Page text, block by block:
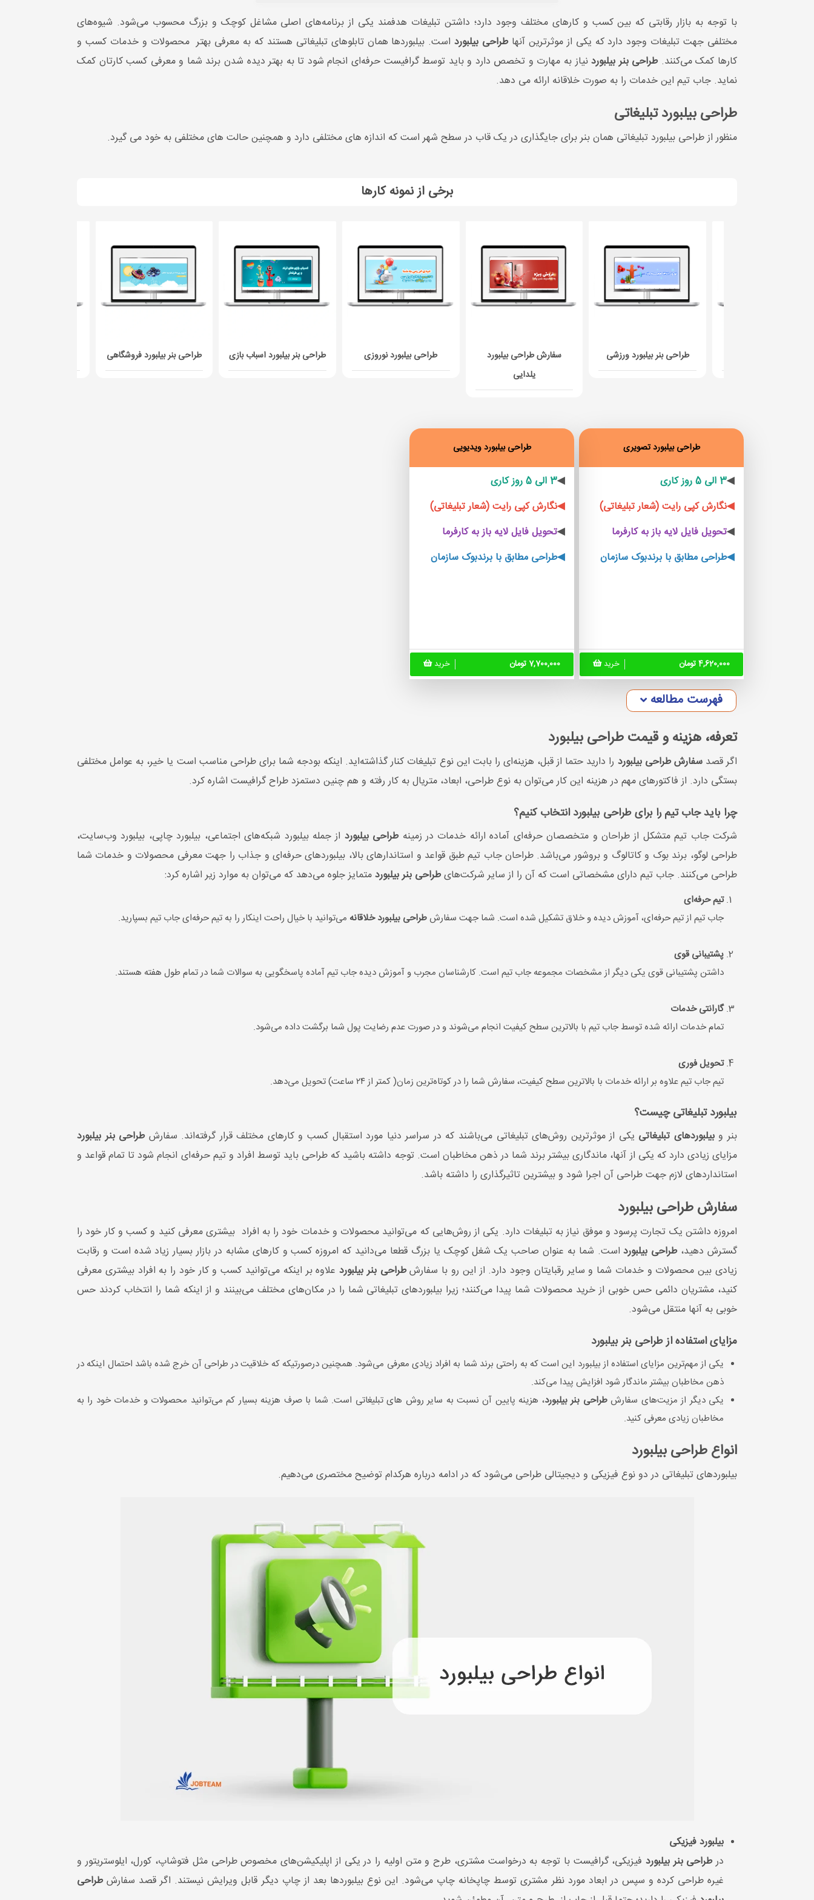
با توجه به بازار رقابتی که بین کسب و کارهای مختلف وجود دارد؛ داشتن تبلیغات هدفمند یکی از برنامه‌های اصلی مشاغل کوچک و بزرگ محسوب می‌شود. شیوه‌های
مختلفی جهت تبلیغات وجود دارد که یکی از موثرترین آنها طراحی بیلبورد است. بیلبوردها همان تابلوهای تبلیغاتی هستند که به معرفی بهتر محصولات و خدمات کسب و
کارها کمک می‌کنند.طراحی بنر بیلبوردنیاز به مهارت و تخصص دارد و باید توسط گرافیست حرفه‌ای انجام شود تا به بهتر دیده شدن برند شما و معرفی کسب کارتان کمک
نماید. جاب تیم این خدمات را به صورت خلاقانه ارائه می دهد.
طراحی بیلبورد تبلیغاتی
منظور از طراحی بیلبورد تبلیغاتی همان بنر برای جایگذاری در یک قاب در سطح شهر است که اندازه های مختلفی دارد و همچنین حالت های مختلفی به خود می گیرد.
برخی از نمونه کارها
طراحی بنر بیلبورد ورزشی
سفارش طراحی بیلبورد
یلدایی
طراحی بیلبورد نوروزی طراحی بنر بیلبورد اسباب بازی طراحی بنر بیلبورد فروشگاهی
طراحی بیلبورد تصویری
◀3 الی 5 روز کاری
◀نگارش کپی رایت (شعار تبلیغاتی)
◀تحویل فایل لایه باز به کارفرما
◀طراحی مطابق با برندبوک سازمان
4,620,000 تومان خرید
طراحی بیلبورد ویدیویی
◀3 الی 5 روز کاری
◀نگارش کپی رایت (شعار تبلیغاتی)
◀تحویل فایل لایه باز به کارفرما
◀طراحی مطابق با برندبوک سازمان
7,700,000 تومان خرید
فهرست مطالعه
تعرفه، هزینه و قیمت طراحی بیلبورد
اگر قصدسفارش طراحی بیلبورد را دارید حتما از قبل، هزینه‌ای را بابت این نوع تبلیغات کنار گذاشته‌اید. اینکه بودجه شما برای طراحی مناسب است یا خیر، به عوامل مختلفی
بستگی دارد. از فاکتورهای مهم در هزینه این کار می‌توان به نوع طراحی، ابعاد، متریال به کار رفته و هم چنین دستمزد طراح گرافیست اشاره کرد.
چرا باید جاب تیم را برای طراحی بیلبورد انتخاب کنیم؟
شرکت جاب تیم متشکل از طراحان و متخصصان حرفه‌ای آماده ارائه خدمات در زمینهطراحی بیلبورد از جمله بیلبورد شبکه‌های اجتماعی، بیلبورد چاپی، بیلبورد وب‌سایت‌،
طراحی لوگو، برند بوک و کاتالوگ و بروشور می‌باشد. طراحان جاب تیم طبق قواعد و استاندارهای بالا، بیلبوردهای حرفه‌ای و جذاب را جهت معرفی محصولات و خدمات شما
طراحی می‌کنند. جاب تیم دارای مشخصاتی است که آن را از سایر شرکت‌هایطراحی بنر بیلبوردمتمایز جلوه می‌دهد که می‌توان به موارد زیر اشاره کرد:
تیم حرفه‌ای
جاب تیم از تیم حرفه‌ای، آموزش دیده و خلاق تشکیل شده است. شما جهت سفارش طراحی بیلبورد خلاقانه می‌توانید با خیال راحت اینکار را به تیم حرفه‌ای جاب تیم بسپارید.
پشتیبانی قوی
داشتن پشتیبانی قوی یکی دیگر از مشخصات مجموعه جاب تیم است. کارشناسان مجرب و آموزش دیده جاب تیم آماده پاسخگویی به سوالات شما در تمام طول هفته هستند.
گارانتی خدمات
تمام خدمات ارائه شده توسط جاب تیم با بالاترین سطح کیفیت انجام می‌شوند و در صورت عدم رضایت پول شما برگشت داده می‌شود.
تحویل فوری
تیم جاب تیم علاوه بر ارائه خدمات با بالاترین سطح کیفیت، سفارش شما را در کوتاه‌ترین زمان( کمتر از ۲۴ ساعت) تحویل می‌دهد.
بیلبورد تبلیغاتی چیست؟
بنر وبیلبوردهای تبلیغاتی یکی از موثرترین روش‌های تبلیغاتی می‌باشند‌ که در سراسر دنیا مورد استقبال کسب و کارهای مختلف قرار گرفته‌اند. سفارشطراحی بنر بیلبورد
مزایای زیادی دارد که یکی از آنها، ماندگاری بیشتر برند شما در ذهن مخاطبان است. توجه داشته باشید که طراحی باید توسط افراد و تیم حرفه‌ای انجام شود تا تمام قواعد و
استانداردهای لازم جهت طراحی آن اجرا شود و بیشترین تاثیرگذاری را داشته باشد.
سفارش طراحی بیلبورد
امروزه داشتن یک تجارت پرسود و موفق نیاز به تبلیغات دارد. یکی از روش‌هایی که می‌توانید محصولات و خدمات خود را به افراد بیشتری معرفی کنید و کسب و کار خود را
گسترش دهید،طراحی بیلبورداست. شما به عنوان صاحب یک شغل کوچک یا بزرگ قطعا می‌دانید که امروزه کسب و کارهای مشابه در بازار بسیار زیاد شده است و رقابت
زیادی بین محصولات و خدمات شما و سایر رقبایتان وجود دارد. از این رو با سفارشطراحی بنر بیلبوردعلاوه بر اینکه می‌توانید کسب و کار خود را به افراد بیشتری معرفی
کنید، مشتریان دائمی حس خوبی از خرید محصولات شما پیدا می‌کنند؛ زیرا بیلبوردهای تبلیغاتی شما را در مکان‌های مختلف می‌بینند و از اینکه شما را انتخاب کردند حس
خوبی به آنها منتقل می‌شود.
مزایای استفاده از طراحی بنر بیلبورد
یکی از مهم‌ترین مزایای استفاده از بیلبورد این است که به راحتی برند شما به افراد زیادی معرفی می‌شود. همچنین درصورتیکه که خلاقیت در طراحی آن خرج شده باشد احتمال اینکه در
ذهن مخاطبان بیشتر ماندگار شود افزایش پیدا می‌کند.
یکی دیگر از مزیت‌های سفارشطراحی بنر بیلبورد، هزینه پایین آن نسبت به سایر روش های تبلیغاتی است. شما با صرف هزینه بسیار کم می‌توانید محصولات و خدمات خود را به
مخاطبان زیادی معرفی کنید.
انواع طراحی بیلبورد
بیلبوردهای تبلیغاتی در دو نوع فیزیکی و دیجیتالی طراحی می‌شود که در ادامه درباره هرکدام توضیح مختصری می‌دهیم.
بیلبورد فیزیکی
درطراحی بنر بیلبورد فیزیکی، گرافیست با توجه به درخواست مشتری، طرح و متن اولیه را در یکی از اپلیکیشن‌های مخصوص طراحی مثل فتوشاپ، کورل، ایلوستریتور و
غیره طراحی کرده و سپس در ابعاد مورد نظر مشتری توسط چاپخانه چاپ می‌شود. این نوع بیلبوردها بعد از چاپ دیگر قابل ویرایش نیستند. اگر قصد سفارشطراحی